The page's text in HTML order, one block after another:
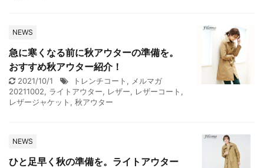
NEWS
急に寒くなる前に秋アウターの準備を。
おすすめ秋アウター紹介！
2021/10/1 トレンチコート , メルマガ
20211002, ライトアウター, レザー, レザーコート ,
レザージャケット , 秋アウター
NEWS
ひと足早く秋の準備を。ライトアウター